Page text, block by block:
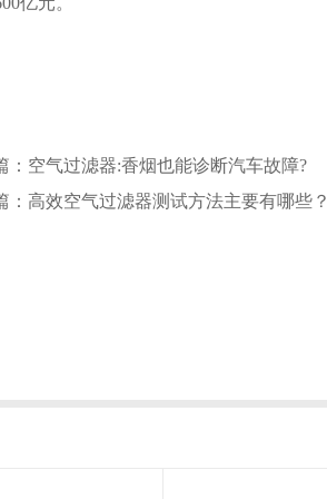
：空气过滤器:香烟也能诊断汽车故障?
：高效空气过滤器测试方法主要有哪些？